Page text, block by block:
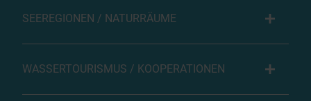
SEEREGIONEN / NATURRÄUME
WASSERTOURISMUS / KOOPERATIONEN